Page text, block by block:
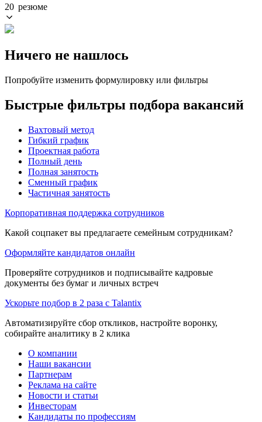
20 резюме
Ничего не нашлось
Попробуйте изменить формулировку или фильтры
Быстрые фильтры подбора вакансий
Вахтовый метод
Гибкий график
Проектная работа
Полный день
Полная занятость
Сменный график
Частичная занятость
Корпоративная поддержка сотрудников
Какой соцпакет вы предлагаете семейным сотрудникам?
Оформляйте кандидатов онлайн
Проверяйте сотрудников и подписывайте кадровые
документы без бумаг и личных встреч
Ускорьте подбор в 2 раза с Talantix
Автоматизируйте сбор откликов, настройте воронку,
собирайте аналитику в 2 клика
О компании
Наши вакансии
Партнерам
Реклама на сайте
Новости и статьи
Инвесторам
Кандидаты по профессиям